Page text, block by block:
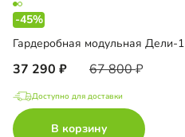
-45%
Гардеробная модульная Дели-1
37 290 67 800
Доступно для доставки
В корзину